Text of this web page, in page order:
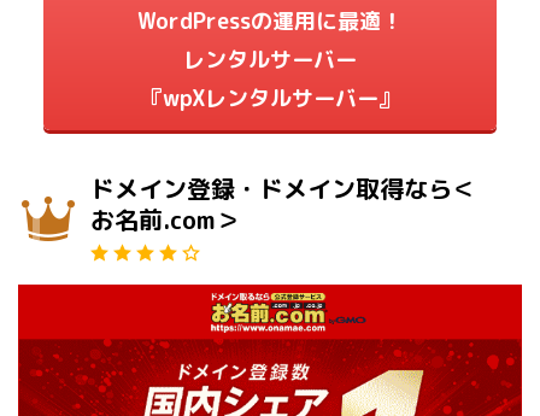
WordPressの運用に最適！
レンタルサーバー
『wpXレンタルサーバー』
ドメイン登録・ドメイン取得なら＜
お名前.com＞